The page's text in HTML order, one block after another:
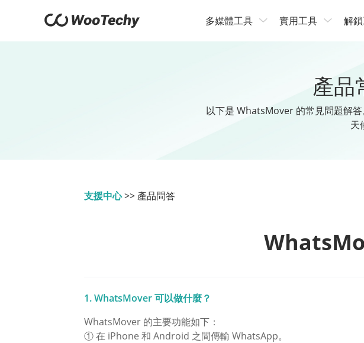
多媒體工具 實用工具 解
產品
以下是 WhatsMover 的常見問題解
天
支援中心>> 產品問答
1. WhatsMover 可以做什麼？
WhatsMover 的主要功能如下：
① 在 iPhone 和 Android 之間傳輸 WhatsApp。